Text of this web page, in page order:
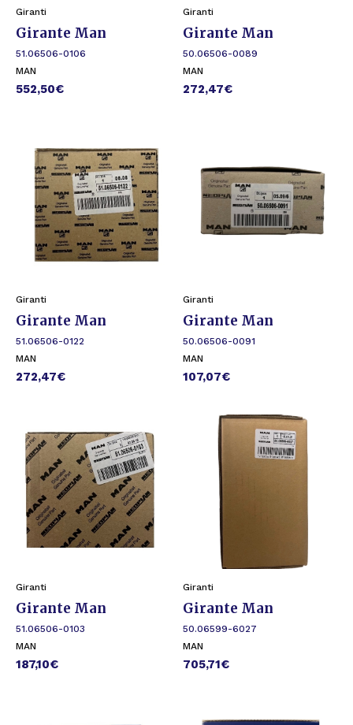
Giranti
Girante Man
51.06506-0106
MAN
552,50€
Giranti
Girante Man
50.06506-0089
MAN
272,47€
Giranti
Girante Man
51.06506-0122
MAN
272,47€
Giranti
Girante Man
50.06506-0091
MAN
107,07€
Giranti
Girante Man
51.06506-0103
MAN
187,10€
Giranti
Girante Man
50.06599-6027
MAN
705,71€